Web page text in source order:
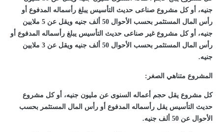
جنيه، أو كل مشروع صناعى حديث التأسيس يبلغ رأسماله المدفوع أو
رأس المال المستثمر بحسب الأحوال 50 ألف جنيه ويقل عن 5 ملايين
جنيه، أو كل مشروع غير صناعى حديث التأسيس يبلغ رأسماله المدفوع أو
رأس المال المستثمر بحسب الأحوال 50 ألف جنيه ويقل عن 3 ملايين
جنيه.
المشروع متناهي الصغر:
كل مشروع يقل حجم أعماله السنوى عن مليون جنيه، أو كل مشروع
حديث التأسيس يقل رأسماله المدفوع أو رأس المال المستثمر بحسب
الأحوال عن 50 ألف جنيه.